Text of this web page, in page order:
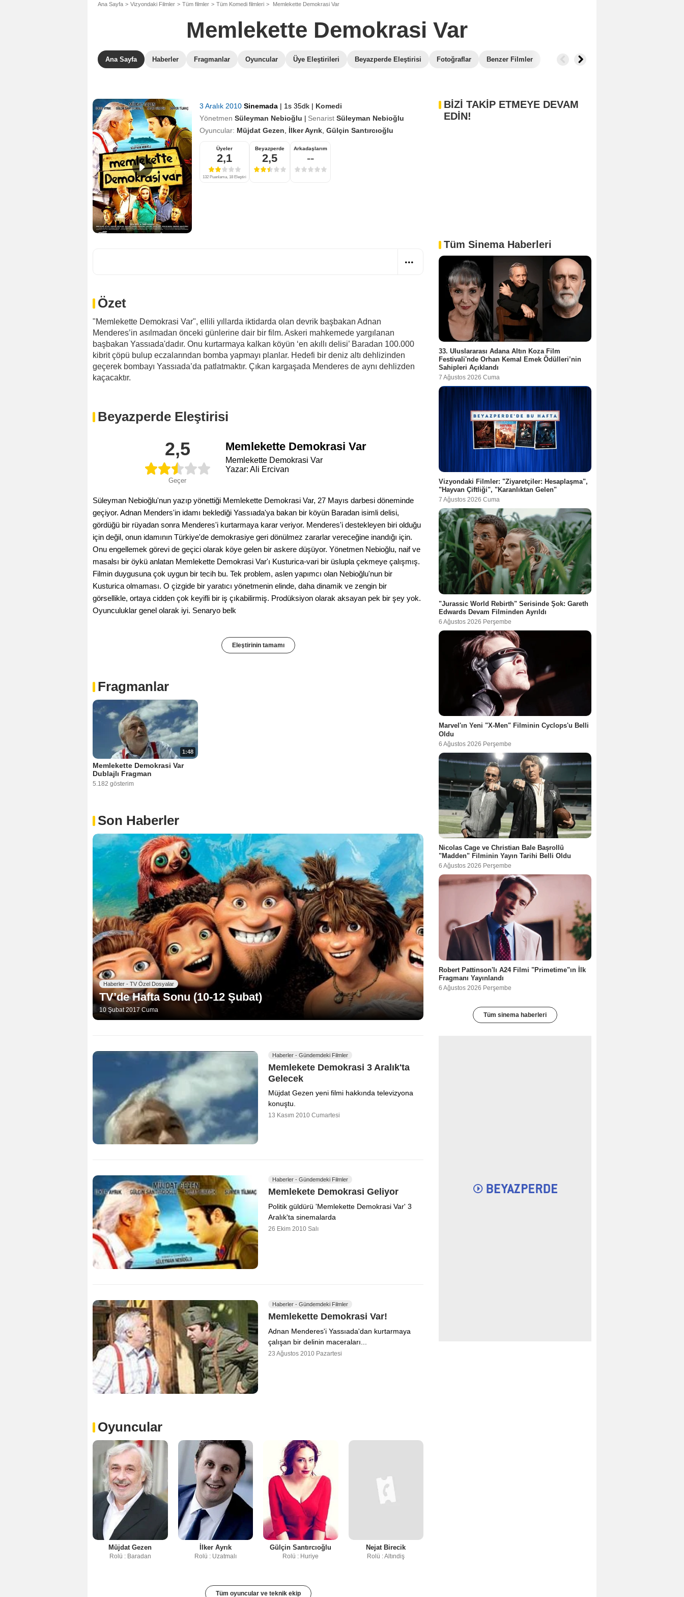
Ana Sayfa Vizyondaki Filmler Tüm filmler Tüm Komedi filmleri Memlekette Demokrasi Var
Memlekette Demokrasi Var
Ana Sayfa Haberler Fragmanlar Oyuncular Üye Eleştirileri Beyazperde Eleştirisi Fotoğraflar Benzer Filmler
3 Aralık 2010 Sinemada | 1s 35dk | Komedi
Yönetmen Süleyman Nebioğlu Senarist Süleyman Nebioğlu
Oyuncular: Müjdat Gezen İlker Ayrık Gülçin Santırcıoğlu
Üyeler
2,1
132 Puanlama, 18 Eleştiri
Beyazperde
2,5
Arkadaşlarım
--
Özet
"Memlekette Demokrasi Var", ellili yıllarda iktidarda olan devrik başbakan Adnan
Menderes’in asılmadan önceki günlerine dair bir film. Askeri mahkemede yargılanan
başbakan Yassıada'dadır. Onu kurtarmaya kalkan köyün ‘en akıllı delisi’ Baradan 100.000
kibrit çöpü bulup eczalarından bomba yapmayı planlar. Hedefi bir deniz altı dehlizinden
geçerek bombayı Yassıada’da patlatmaktır. Çıkan kargaşada Menderes de aynı dehlizden
kaçacaktır.
Beyazperde Eleştirisi
2,5
Geçer
Memlekette Demokrasi Var
Memlekette Demokrasi Var
Yazar: Ali Ercivan
Süleyman Nebioğlu'nun yazıp yönettiği Memlekette Demokrasi Var, 27 Mayıs darbesi döneminde
geçiyor. Adnan Menders'in idamı beklediği Yassıada'ya bakan bir köyün Baradan isimli delisi,
gördüğü bir rüyadan sonra Menderes'i kurtarmaya karar veriyor. Menderes'i destekleyen biri olduğu
için değil, onun idamının Türkiye'de demokrasiye geri dönülmez zararlar vereceğine inandığı için.
Onu engellemek görevi de geçici olarak köye gelen bir askere düşüyor. Yönetmen Nebioğlu, naif ve
masalsı bir öykü anlatan Memlekette Demokrasi Var'ı Kusturica-vari bir üslupla çekmeye çalışmış.
Filmin duygusuna çok uygun bir tecih bu. Tek problem, aslen yapımcı olan Nebioğlu'nun bir
Kusturica olmaması. O çizgide bir yaratıcı yönetmenin elinde, daha dinamik ve zengin bir
görsellikle, ortaya cidden çok keyifli bir iş çıkabilirmiş. Prodüksiyon olarak aksayan pek bir şey yok.
Oyunculuklar genel olarak iyi. Senaryo belk
Eleştirinin tamamı
Fragmanlar
1:48
Memlekette Demokrasi Var
Dublajlı Fragman
5.182 gösterim
Son Haberler
Haberler - TV Özel Dosyalar
TV’de Hafta Sonu (10-12 Şubat)
10 Şubat 2017 Cuma
Haberler - Gündemdeki Filmler
Memlekete Demokrasi 3 Aralık'ta
Gelecek
Müjdat Gezen yeni filmi hakkında televizyona
konuştu.
13 Kasım 2010 Cumartesi
Haberler - Gündemdeki Filmler
Memlekete Demokrasi Geliyor
Politik güldürü 'Memlekette Demokrasi Var' 3
Aralık'ta sinemalarda
26 Ekim 2010 Salı
Haberler - Gündemdeki Filmler
Memlekette Demokrasi Var!
Adnan Menderes'i Yassıada'dan kurtarmaya
çalışan bir delinin maceraları...
23 Ağustos 2010 Pazartesi
Oyuncular
Müjdat Gezen
Rolü : Baradan
İlker Ayrık
Rolü : Uzatmalı
Gülçin Santırcıoğlu
Rolü : Huriye
Nejat Birecik
Rolü : Altındiş
Tüm oyuncular ve teknik ekip
BİZİ TAKİP ETMEYE DEVAM
EDİN!
Tüm Sinema Haberleri
33. Uluslararası Adana Altın Koza Film
Festivali'nde Orhan Kemal Emek Ödülleri’nin
Sahipleri Açıklandı
7 Ağustos 2026 Cuma
Vizyondaki Filmler: "Ziyaretçiler: Hesaplaşma",
"Hayvan Çiftliği", "Karanlıktan Gelen"
7 Ağustos 2026 Cuma
"Jurassic World Rebirth" Serisinde Şok: Gareth
Edwards Devam Filminden Ayrıldı
6 Ağustos 2026 Perşembe
Marvel'ın Yeni "X-Men" Filminin Cyclops'u Belli
Oldu
6 Ağustos 2026 Perşembe
Nicolas Cage ve Christian Bale Başrollü
"Madden" Filminin Yayın Tarihi Belli Oldu
6 Ağustos 2026 Perşembe
Robert Pattinson'lı A24 Filmi "Primetime"ın İlk
Fragmanı Yayınlandı
6 Ağustos 2026 Perşembe
Tüm sinema haberleri